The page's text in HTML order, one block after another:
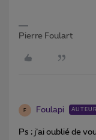
Pierre Foulart
F Foulapi AUTEUR
Ps ; j’ai oublié de